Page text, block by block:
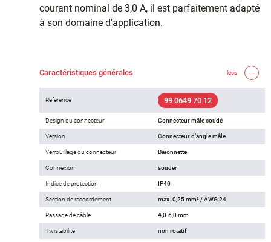
courant nominal de 3,0 A, il est parfaitement adapté
à son domaine d'application.
Caractéristiques générales less
Référence 99 0649 70 12
Design du connecteur Connecteur mâle coudé
Version Connecteur d‘angle mâle
Verrouillage du connecteur Baïonnette
Connexion souder
Indice de protection IP40
Section de raccordement max. 0,25 mm² / AWG 24
Passage de câble 4,0-6,0 mm
Twistabilité non rotatif